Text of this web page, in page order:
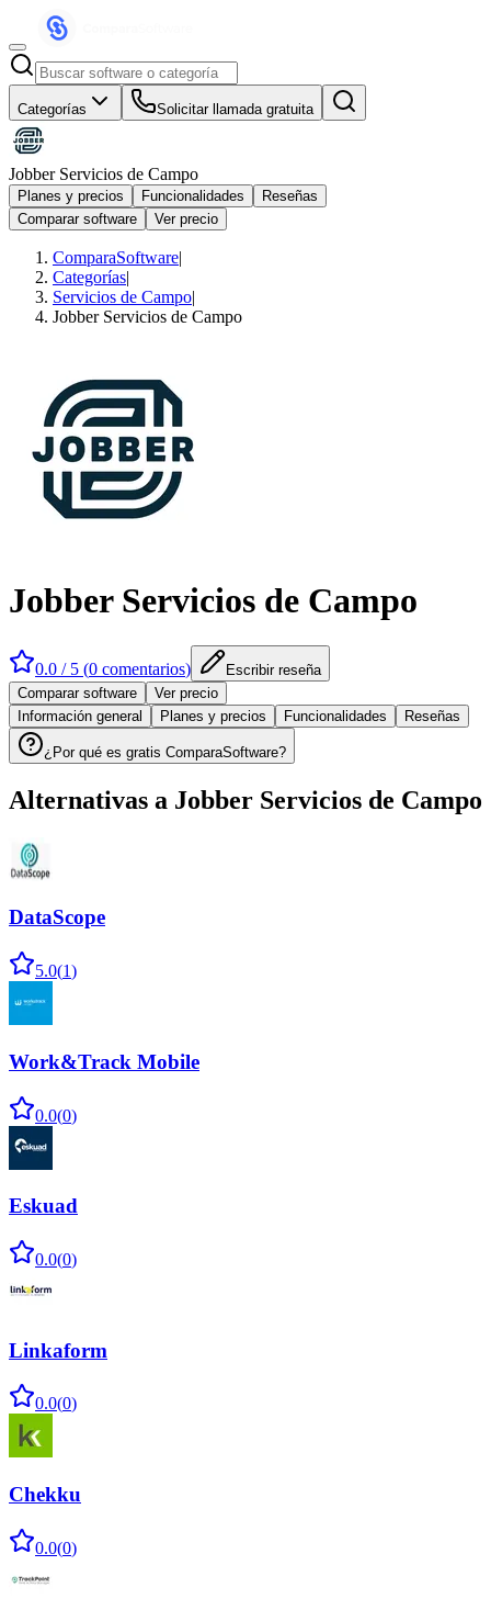
Categorías Solicitar llamada gratuita
Jobber Servicios de Campo
Planes y precios Funcionalidades
Reseñas
Comparar software
Ver precio
ComparaSoftware|
Categorías|
Servicios de Campo|
Jobber Servicios de Campo
Jobber Servicios de Campo
0.0 / 5 (0 comentarios)
Escribir reseña
Comparar software
Ver precio
Información general
Planes y precios Funcionalidades Reseñas
¿Por qué es gratis ComparaSoftware?
Alternativas a Jobber Servicios de Campo
DataScope
5.0(1)
Work&Track Mobile
0.0(0)
Eskuad
0.0(0)
Linkaform
0.0(0)
Chekku
0.0(0)